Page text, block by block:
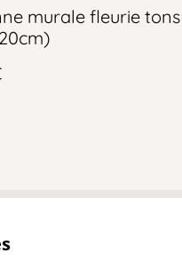
murale fleurie tons